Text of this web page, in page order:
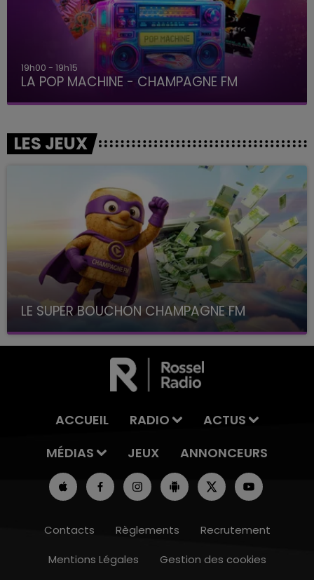
19h00 - 19h15
LA POP MACHINE - CHAMPAGNE FM
LES JEUX
LE SUPER BOUCHON CHAMPAGNE FM
avec La Famille Champagne FM, à 8H10
ACCUEIL RADIO
ACTUS
MÉDIAS
JEUX ANNONCEURS
Contacts Règlements
Recrutement
Mentions Légales
Gestion des cookies